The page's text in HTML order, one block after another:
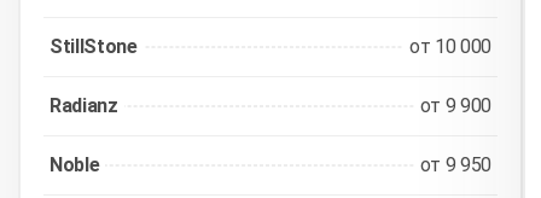
StillStone от 10 000
Radianz от 9 900
Noble от 9 950